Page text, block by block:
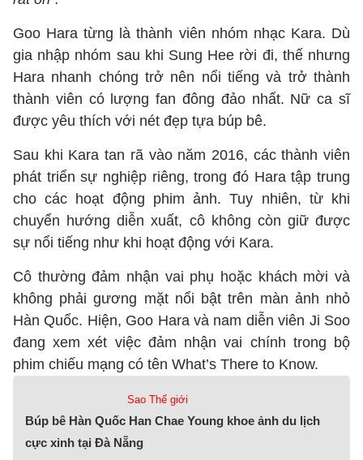
Goo Hara từng là thành viên nhóm nhạc Kara. Dù
gia nhập nhóm sau khi Sung Hee rời đi, thế nhưng
Hara nhanh chóng trở nên nổi tiếng và trở thành
thành viên có lượng fan đông đảo nhất. Nữ ca sĩ
được yêu thích với nét đẹp tựa búp bê.
Sau khi Kara tan rã vào năm 2016, các thành viên
phát triển sự nghiệp riêng, trong đó Hara tập trung
cho các hoạt động phim ảnh. Tuy nhiên, từ khi
chuyển hướng diễn xuất, cô không còn giữ được
sự nổi tiếng như khi hoạt động với Kara.
Cô thường đảm nhận vai phụ hoặc khách mời và
không phải gương mặt nổi bật trên màn ảnh nhỏ
Hàn Quốc. Hiện, Goo Hara và nam diễn viên Ji Soo
đang xem xét việc đảm nhận vai chính trong bộ
phim chiếu mạng có tên What’s There to Know.
Sao Thế giới
Búp bê Hàn Quốc Han Chae Young khoe ảnh du lịch
cực xinh tại Đà Nẵng